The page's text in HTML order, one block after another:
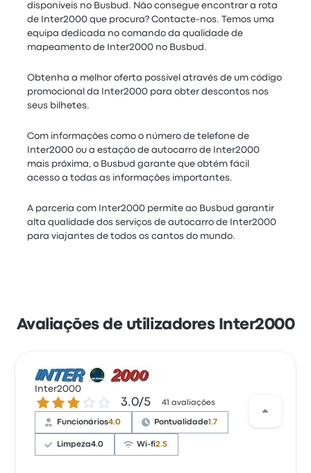
disponíveis no Busbud. Não consegue encontrar a rota
de Inter2000 que procura? Contacte-nos. Temos uma
equipa dedicada no comando da qualidade de
mapeamento de Inter2000 no Busbud.
Obtenha a melhor oferta possível através de um código
promocional da Inter2000 para obter descontos nos
seus bilhetes.
Com informações como o número de telefone de
Inter2000 ou a estação de autocarro de Inter2000
mais próxima, o Busbud garante que obtém fácil
acesso a todas as informações importantes.
A parceria com Inter2000 permite ao Busbud garantir
alta qualidade dos serviços de autocarro de Inter2000
para viajantes de todos os cantos do mundo.
Avaliações de utilizadores Inter2000
Inter2000
3.0 de 5 estrelas 3.0/5 41 avaliações
Funcionários4.0 Pontualidade1.7
Limpeza4.0 Wi-fi2.5